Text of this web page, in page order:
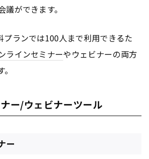
ができます。
ランでは100人まで利用できるた
ラインセミナーやウェビナーの両方
ー/ウェビナーツール
ー